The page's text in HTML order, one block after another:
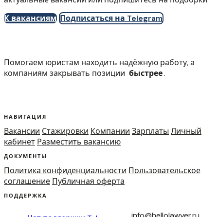
К вакансиям Подписаться на Telegram
Помогаем юристам находить надёжную работу, а
компаниям закрывать позиции быстрее.
НАВИГАЦИЯ
Вакансии Стажировки Компании Зарплаты Личный
кабинет Разместить вакансию
ДОКУМЕНТЫ
Политика конфиденциальности Пользовательское
соглашение Публичная оферта
ПОДДЕРЖКА